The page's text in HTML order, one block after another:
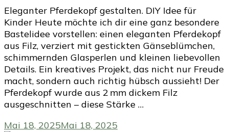
Eleganter Pferdekopf gestalten. DIY Idee für
Kinder Heute möchte ich dir eine ganz besondere
Bastelidee vorstellen: einen eleganten Pferdekopf
aus Filz, verziert mit gestickten Gänseblümchen,
schimmernden Glasperlen und kleinen liebevollen
Details. Ein kreatives Projekt, das nicht nur Freude
macht, sondern auch richtig hübsch aussieht! Der
Pferdekopf wurde aus 2 mm dickem Filz
ausgeschnitten – diese Stärke …
Mai 18, 2025Mai 18, 2025